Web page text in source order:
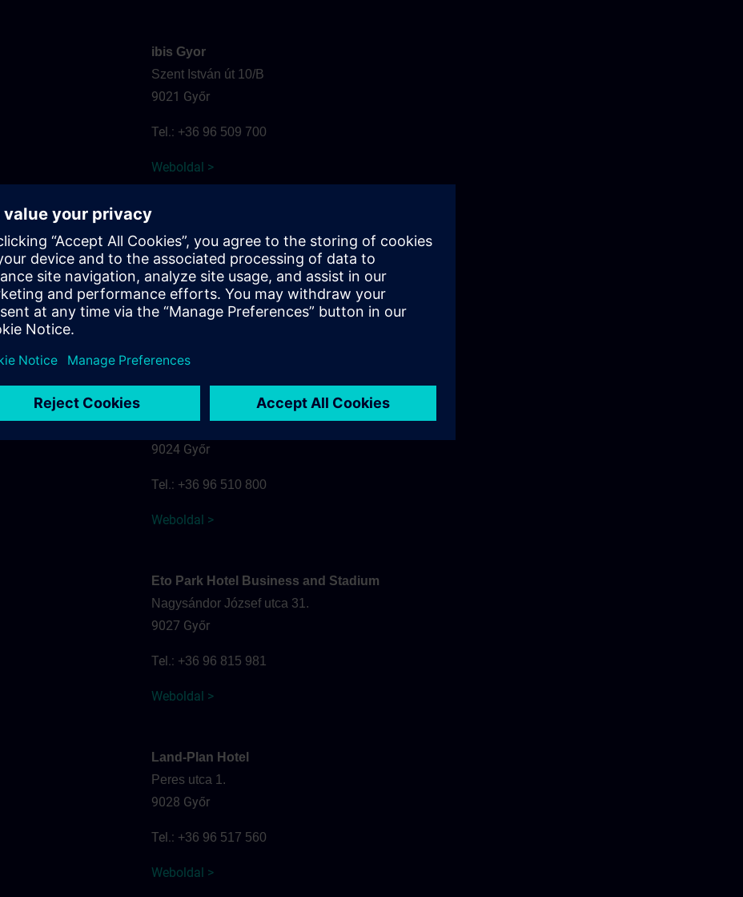
ibis Gyor
Szent István út 10/B
9021 Győr
Tel.: +36 96 509 700
Weboldal >
Árpád út 34.
9021 Győr
Tel.:+36 96 889 400
9024 Győr
Tel.: +36 96 510 800
Weboldal >
Eto Park Hotel Business and Stadium
Nagysándor József utca 31.
9027 Győr
Tel.: +36 96 815 981
Weboldal >
Land-Plan Hotel
Peres utca 1.
9028 Győr
Tel.: +36 96 517 560
Weboldal >